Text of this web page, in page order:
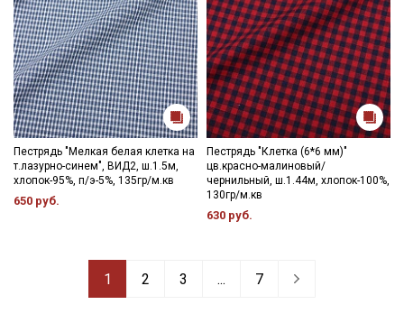
Пестрядь "Мелкая белая клетка на
т.лазурно-синем", ВИД2, ш.1.5м,
хлопок-95%, п/э-5%, 135гр/м.кв
650 руб.
Пестрядь "Клетка (6*6 мм)"
цв.красно-малиновый/
чернильный, ш.1.44м, хлопок-100%,
130гр/м.кв
630 руб.
1 2 3 ... 7